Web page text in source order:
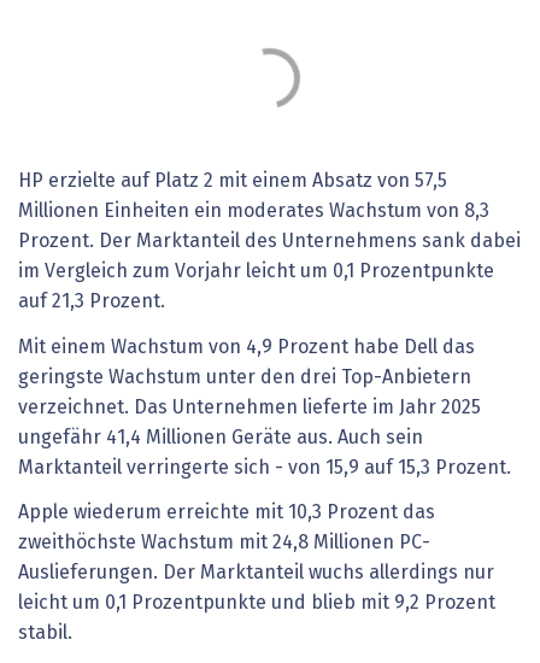
HP erzielte auf Platz 2 mit einem Absatz von 57,5
Millionen Einheiten ein moderates Wachstum von 8,3
Prozent. Der Marktanteil des Unternehmens sank dabei
im Vergleich zum Vorjahr leicht um 0,1 Prozentpunkte
auf 21,3 Prozent.
Mit einem Wachstum von 4,9 Prozent habe Dell das
geringste Wachstum unter den drei Top-Anbietern
verzeichnet. Das Unternehmen lieferte im Jahr 2025
ungefähr 41,4 Millionen Geräte aus. Auch sein
Marktanteil verringerte sich - von 15,9 auf 15,3 Prozent.
Apple wiederum erreichte mit 10,3 Prozent das
zweithöchste Wachstum mit 24,8 Millionen PC-
Auslieferungen. Der Marktanteil wuchs allerdings nur
leicht um 0,1 Prozentpunkte und blieb mit 9,2 Prozent
stabil.